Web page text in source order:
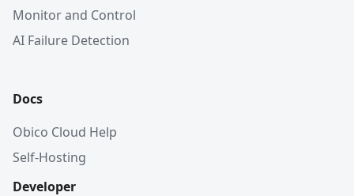
Monitor and Control
AI Failure Detection
Docs
Obico Cloud Help
Self-Hosting
Developer